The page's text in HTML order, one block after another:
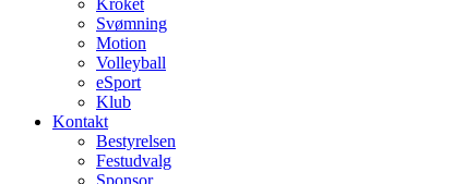
Kroket
Svømning
Motion
Volleyball
eSport
Klub
Kontakt
Bestyrelsen
Festudvalg
Sponsor